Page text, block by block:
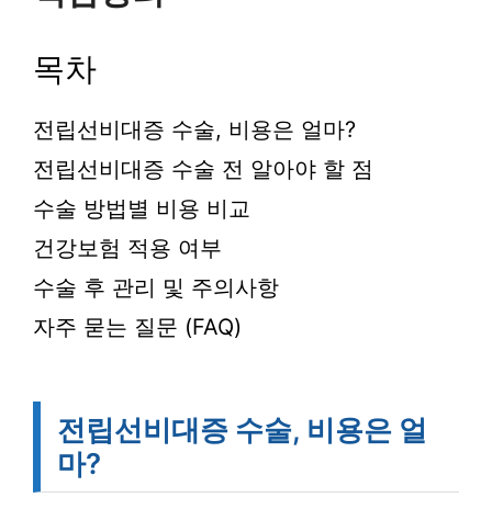
목차
전립선비대증 수술, 비용은 얼마?
전립선비대증 수술 전 알아야 할 점
수술 방법별 비용 비교
건강보험 적용 여부
수술 후 관리 및 주의사항
자주 묻는 질문 (FAQ)
전립선비대증 수술, 비용은 얼
마?